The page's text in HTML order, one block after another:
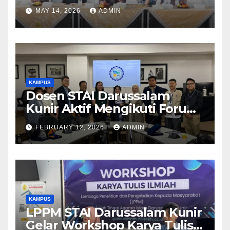
Magister Hukum Ekonomi
Syariah (S2) Pascasarjana UIN
Sunan Gunung Djati
Bandung
MAY 14, 2026 ADMIN
KAMPUS
Dosen STAI Darussalam
Kunir Aktif Mengikuti Forum
Ilmiah Internasional di
Filipina
FEBRUARY 12, 2026 ADMIN
KAMPUS
LPPM STAI Darussalam Kunir
Gelar Workshop Karya Tulis